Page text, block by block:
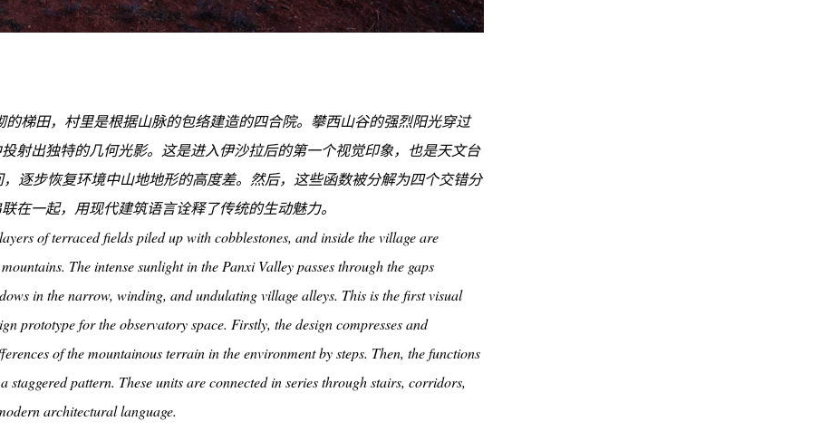
梯田，村里是根据山脉的包络建造的四合院。攀西山谷的强烈阳光穿过
射出独特的几何光影。这是进入伊沙拉后的第一个视觉印象，也是天文台
逐步恢复环境中山地地形的高度差。然后，这些函数被分解为四个交错分
在一起，用现代建筑语言诠释了传统的生动魅力。
of terraced fields piled up with cobblestones, and inside the village are
The intense sunlight in the Panxi Valley passes through the gaps
in the narrow, winding, and undulating village alleys. This is the first visual
prototype for the observatory space. Firstly, the design compresses and
of the mountainous terrain in the environment by steps. Then, the functions
pattern. These units are connected in series through stairs, corridors,
architectural language.